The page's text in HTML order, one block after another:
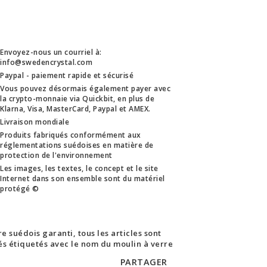
Envoyez-nous un courriel à:
info@swedencrystal.com
Paypal - paiement rapide et sécurisé
Vous pouvez désormais également payer avec
la crypto-monnaie via Quickbit, en plus de
Klarna, Visa, MasterCard, Paypal et AMEX.
Livraison mondiale
Produits fabriqués conformément aux
réglementations suédoises en matière de
protection de l'environnement
Les images, les textes, le concept et le site
Internet dans son ensemble sont du matériel
protégé ©
suédois garanti, tous les articles sont
étiquetés avec le nom du moulin à verre
PARTAGER